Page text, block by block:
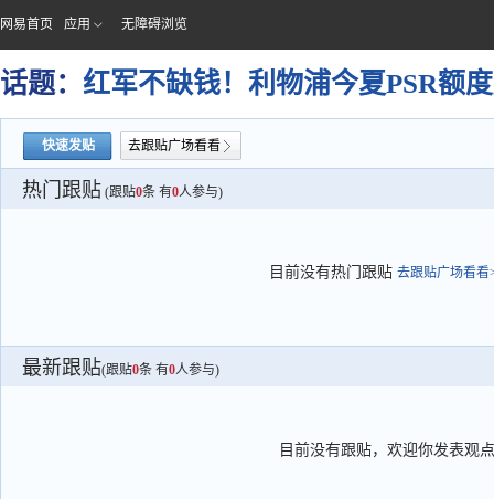
网易首页 应用 无障碍浏览
话题： 红军不缺钱！利物浦今夏PSR额
快速发贴 去跟贴广场看看
热门跟贴 (跟贴0条 有0人参与)
目前没有热门跟贴 去跟贴广场看看
最新跟贴(跟贴0条 有0人参与)
目前没有跟贴，欢迎你发表观点